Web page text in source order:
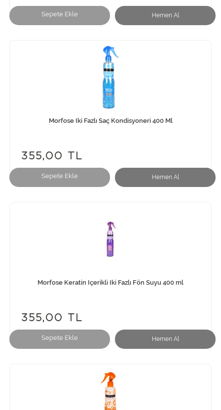
Sepete Ekle Hemen Al
Sepete Ekle Hemen Al
Morfose Iki Fazlı Saç Kondisyoneri 400 Ml
355,00 TL
Sepete Ekle Hemen Al
Morfose Keratin Içerikli Iki Fazlı Fön Suyu 400 ml
355,00 TL